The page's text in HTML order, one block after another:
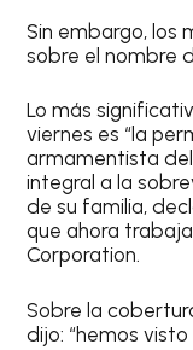
Sin embargo, los
sobre el nombre
Lo más
viernes es “la
armamentista del
integral a la
de su familia,
que ahora
Corporation.
Sobre la
dijo: “hemos